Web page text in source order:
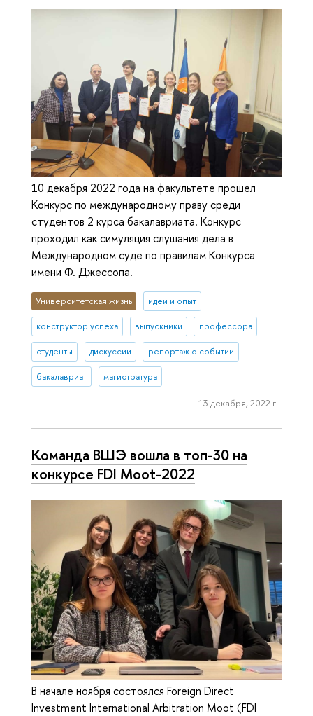
10 декабря 2022 года на факультете прошел
Конкурс по международному праву среди
студентов 2 курса бакалавриата. Конкурс
проходил как симуляция слушания дела в
Международном суде по правилам Конкурса
имени Ф. Джессопа.
Университетская жизнь идеи и опыт
конструктор успеха выпускники профессора
студенты дискуссии репортаж о событии
бакалавриат магистратура
13 декабря, 2022 г.
Команда ВШЭ вошла в топ-30 на
конкурсе FDI Moot-2022
В начале ноября состоялся Foreign Direct
Investment International Arbitration Moot (FDI